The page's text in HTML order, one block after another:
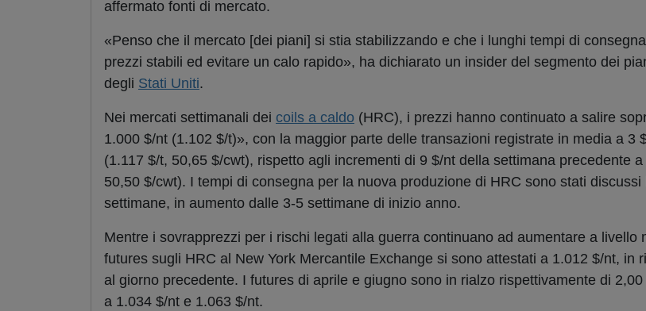
affermato fonti di mercato.
«Penso che il mercato [dei piani] si stia stabilizzando e che i lunghi tempi di
prezzi stabili ed evitare un calo rapido», ha dichiarato un insider del segmento dei
degli Stati Uniti.
Nei mercati settimanali dei coils a caldo (HRC), i prezzi hanno continuato a salire
1.000 $/nt (1.102 $/t)», con la maggior parte delle transazioni registrate in media a 3
(1.117 $/t, 50,65 $/cwt), rispetto agli incrementi di 9 $/nt della settimana precedente
50,50 $/cwt). I tempi di consegna per la nuova produzione di HRC sono stati discussi
settimane, in aumento dalle 3-5 settimane di inizio anno.
Mentre i sovrapprezzi per i rischi legati alla guerra continuano ad aumentare a livello
futures sugli HRC al New York Mercantile Exchange si sono attestati a 1.012 $/nt, in
al giorno precedente. I futures di aprile e giugno sono in rialzo rispettivamente di
a 1.034 $/nt e 1.063 $/nt.